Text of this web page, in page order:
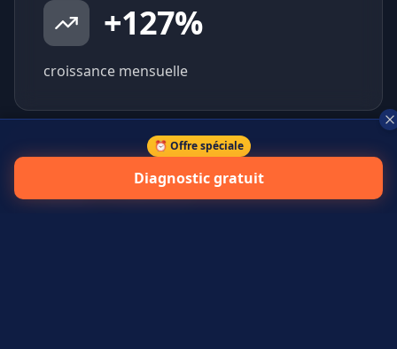
+127%
croissance mensuelle
45%
⏰ Offre spéciale
Diagnostic gratuit